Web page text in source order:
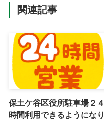
関連記事
保土ケ谷区役所駐車場２４
時間利用できるようになり